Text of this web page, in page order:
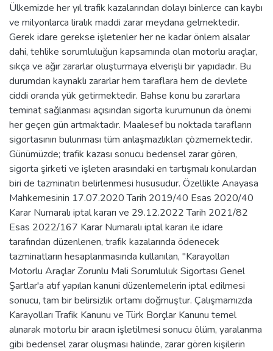
Ülkemizde her yıl trafik kazalarından dolayı binlerce can kaybı
ve milyonlarca liralık maddi zarar meydana gelmektedir.
Gerek idare gerekse işletenler her ne kadar önlem alsalar
dahi, tehlike sorumluluğun kapsamında olan motorlu araçlar,
sıkça ve ağır zararlar oluşturmaya elverişli bir yapıdadır. Bu
durumdan kaynaklı zararlar hem taraflara hem de devlete
ciddi oranda yük getirmektedir. Bahse konu bu zararlara
teminat sağlanması açısından sigorta kurumunun da önemi
her geçen gün artmaktadır. Maalesef bu noktada tarafların
sigortasının bulunması tüm anlaşmazlıkları çözmemektedir.
Günümüzde; trafik kazası sonucu bedensel zarar gören,
sigorta şirketi ve işleten arasındaki en tartışmalı konulardan
biri de tazminatın belirlenmesi hususudur. Özellikle Anayasa
Mahkemesinin 17.07.2020 Tarih 2019/40 Esas 2020/40
Karar Numaralı iptal kararı ve 29.12.2022 Tarih 2021/82
Esas 2022/167 Karar Numaralı iptal kararı ile idare
tarafından düzenlenen, trafik kazalarında ödenecek
tazminatların hesaplanmasında kullanılan, "Karayolları
Motorlu Araçlar Zorunlu Mali Sorumluluk Sigortası Genel
Şartlar'a atıf yapılan kanuni düzenlemelerin iptal edilmesi
sonucu, tam bir belirsizlik ortamı doğmuştur. Çalışmamızda
Karayolları Trafik Kanunu ve Türk Borçlar Kanunu temel
alınarak motorlu bir aracın işletilmesi sonucu ölüm, yaralanma
gibi bedensel zarar oluşması halinde, zarar gören kişilerin